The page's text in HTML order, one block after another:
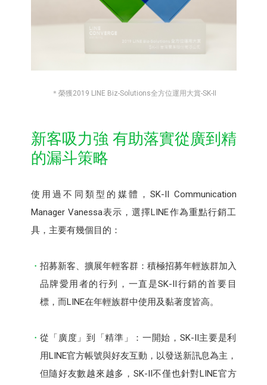
＊榮獲2019 LINE Biz-Solutions全方位運用大賞-SK-II
新客吸力強 有助落實從廣到精
的漏斗策略
使用過不同類型的媒體，SK-II Communication
Manager Vanessa表示，選擇LINE作為重點行銷工
具，主要有幾個目的：
招募新客、擴展年輕客群：積極招募年輕族群加入
品牌愛用者的行列，一直是SK-II行銷的首要目
標，而LINE在年輕族群中使用及黏著度皆高。
從「廣度」到「精準」：一開始，SK-II主要是利
用LINE官方帳號與好友互動，以發送新訊息為主，
但隨好友數越來越多，SK-II不僅也針對LINE官方